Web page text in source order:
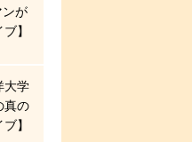
ンが
】
大学
真の
】